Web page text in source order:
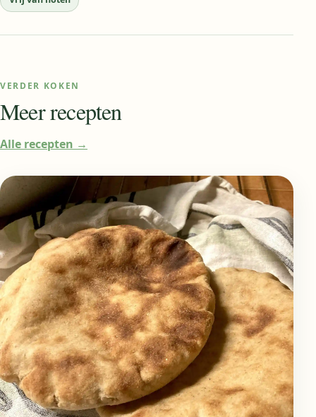
VERDER KOKEN
Meer recepten
Alle recepten →